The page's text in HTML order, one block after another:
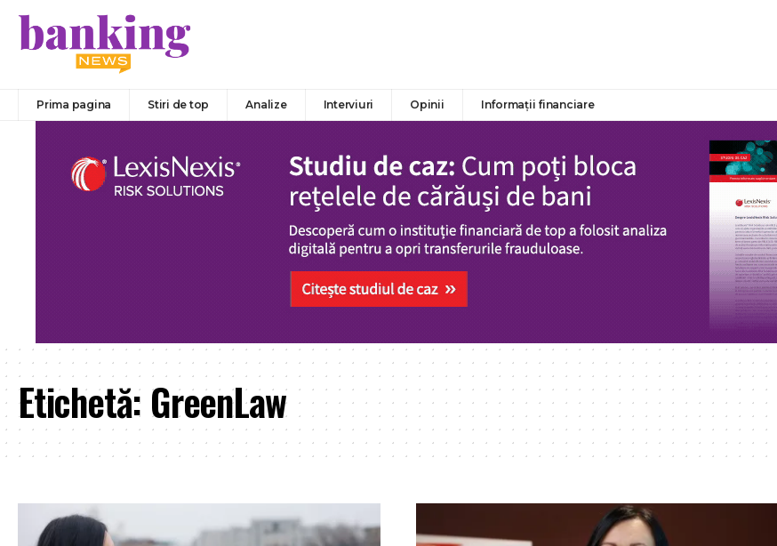
Prima pagina Stiri de top Analize Interviuri Opinii Informații financiare
Etichetă: GreenLaw